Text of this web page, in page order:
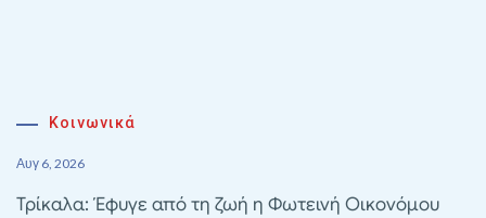
Κοινωνικά
Αυγ 6, 2026
Τρίκαλα: Έφυγε από τη ζωή η Φωτεινή Οικονόμου